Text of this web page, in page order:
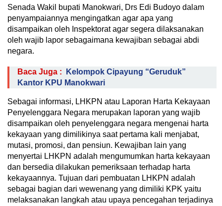
Senada Wakil bupati Manokwari, Drs Edi Budoyo dalam
penyampaiannya mengingatkan agar apa yang
disampaikan oleh Inspektorat agar segera dilaksanakan
oleh wajib lapor sebagaimana kewajiban sebagai abdi
negara.
Baca Juga :
Kelompok Cipayung “Geruduk”
Kantor KPU Manokwari
Sebagai informasi, LHKPN atau Laporan Harta Kekayaan
Penyelenggara Negara merupakan laporan yang wajib
disampaikan oleh penyelenggara negara mengenai harta
kekayaan yang dimilikinya saat pertama kali menjabat,
mutasi, promosi, dan pensiun. Kewajiban lain yang
menyertai LHKPN adalah mengumumkan harta kekayaan
dan bersedia dilakukan pemeriksaan terhadap harta
kekayaannya. Tujuan dari pembuatan LHKPN adalah
sebagai bagian dari wewenang yang dimiliki KPK yaitu
melaksanakan langkah atau upaya pencegahan terjadinya